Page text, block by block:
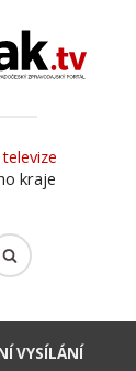
televize
kraje
VYSÍLÁNÍ